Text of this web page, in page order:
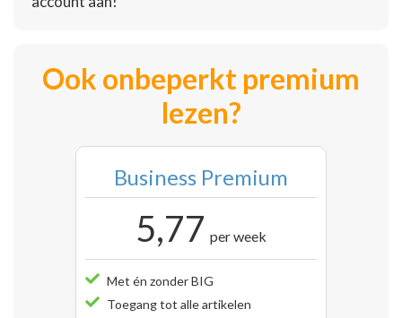
Ook onbeperkt premium
lezen?
Business Premium
5,77 per week
Met én zonder BIG
Toegang tot alle artikelen